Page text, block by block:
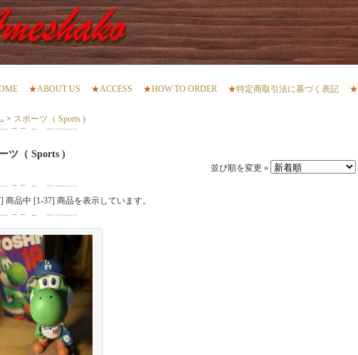
★ABOUT US ★ACCESS ★HOW TO ORDER ★特定商取引法に基づく表記 ★
> スポーツ（ Sports )
ツ（ Sports )
並び順を変更 »
] 商品中 [1-37] 商品を表示しています。